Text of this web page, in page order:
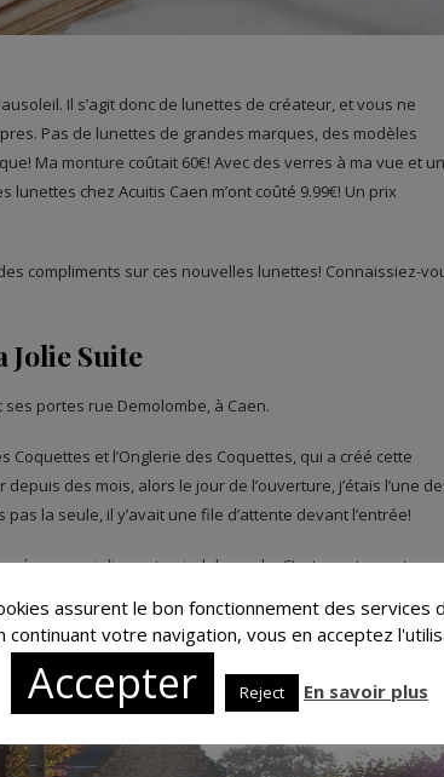
Il s’agit donc de lunettes de créateur, et vous ne
Pas de lunettes de grandes marques, des modèles
Ma monture coûtait 60€! Avec des verres à ma vue et un
chez Acuitis Caen m’ont coûté 9.99€! Un prix
compliments sur ces nouvelles lunettes! Connaissiez-
Jolie Suite
portes rue Demolombe, à Caen.
Coquettes et l’Onglerie des Coquettes, qui a créé cette
des mois, alors le jour de l’ouverture, j’étais l’une
la seule, il y’avait une file d’attente devant l’entrée!
sur une jolie veste pied de poule. C’est exactement ce
aucune avec ce motif! Je suis ravie de mon achat!
assurent le bon fonctionnement des services
continuant votre navigation, vous en acceptez
Accepter Reject En savoir plus